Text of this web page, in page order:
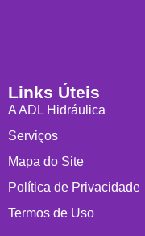
Links Úteis
A ADL Hidráulica
Serviços
Mapa do Site
Política de Privacidade
Termos de Uso